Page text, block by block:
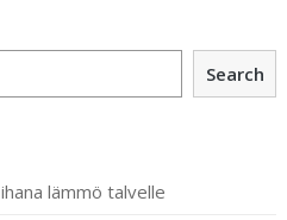
Search
lämmö talvelle